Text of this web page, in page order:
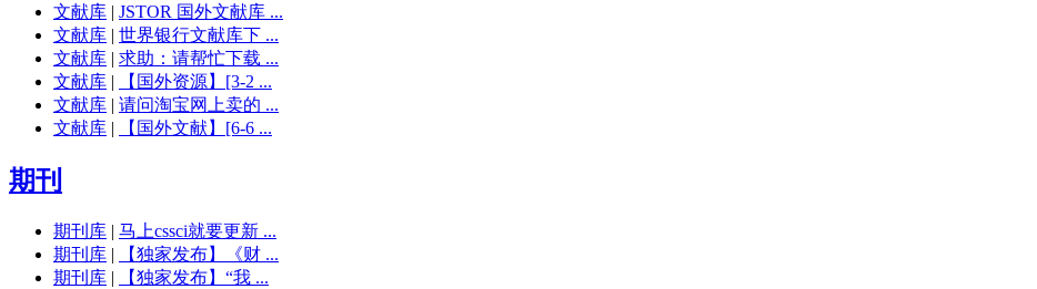
文献库 | JSTOR 国外文献库 ...
文献库 | 世界银行文献库下 ...
文献库 | 求助：请帮忙下载 ...
文献库 |
【国外资源】[3-2 ...
文献库 | 请问淘宝网上卖的 ...
文献库 | 【国外文献】[6-6 ...
期刊
期刊库 | 马上cssci就要更新 ...
期刊库 |
【独家发布】《财 ...
期刊库 |
【独家发布】“我 ...